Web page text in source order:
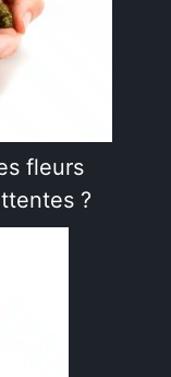
fleurs
?